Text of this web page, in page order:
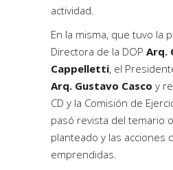
actividad.
En la misma, que tuvo la
Directora de la DOP Arq.
Cappelletti, el
Arq. Gustavo Casco y
CD y la Comisión de
pasó revista del temario
planteado y las acciones
emprendidas.